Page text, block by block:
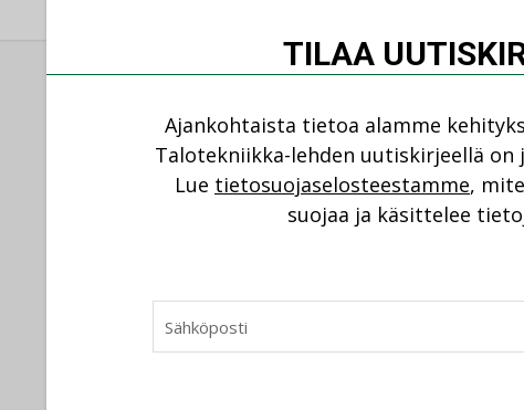
TILAA
Ajankohtaista tietoa alamme
Talotekniikka-lehden uutiskirjeellä on
Lue tietosuojaselosteestamme,
suojaa ja käsittelee